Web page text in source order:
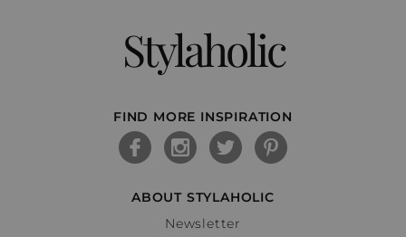
Stylaholic
FIND MORE INSPIRATION
ABOUT STYLAHOLIC
Newsletter